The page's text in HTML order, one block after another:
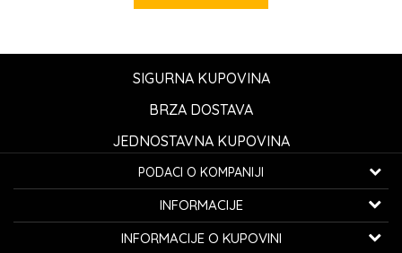
SIGURNA KUPOVINA
BRZA DOSTAVA
JEDNOSTAVNA KUPOVINA
PODACI O KOMPANIJI
K...G... Fashion d.o.o.
Bulevar oslobođenja 41 32000 Čačak, Srbija
INFORMACIJE
O nama
INFORMACIJE O KUPOVINI